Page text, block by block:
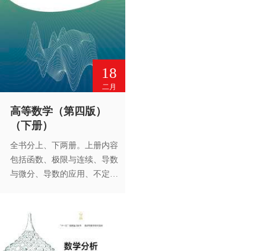
18
二月
高等数学（第四版）
（下册）
全书分上、下两册。上册内容
包括函数、极限与连续、导数
与微分、导数的应用、不定积
要，书中适量配置了一些标
有“*”的内容，可供选学。